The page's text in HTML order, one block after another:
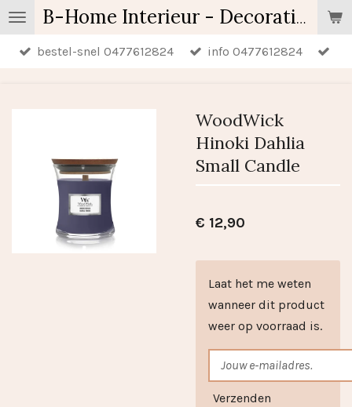
Ga
direct
naar
B-Home Interieur - Decoratie & Geschenken - Geurartikelen
bestel-snel 0477612824 info 0477612824
WoodWick
Hinoki Dahlia
Small Candle
€ 12,90
Laat het me weten
wanneer dit product
weer op voorraad is.
Verzenden